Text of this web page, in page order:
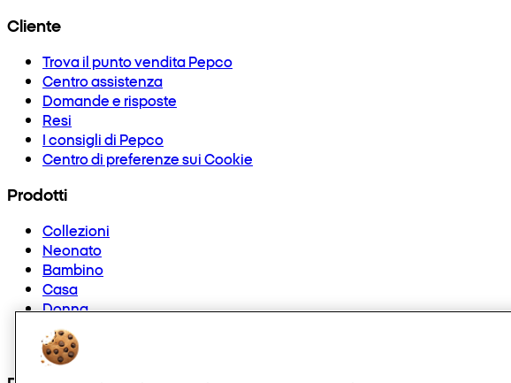
Cliente
Trova il punto vendita Pepco
Centro assistenza
Domande e risposte
Resi
I consigli di Pepco
Centro di preferenze sui Cookie
Prodotti
Collezioni
Neonato
Bambino
Casa
Donna
Uomo
Hobby e tempo libero